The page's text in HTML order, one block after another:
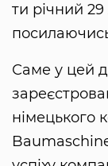
ти річний
Саме у цей
німецького